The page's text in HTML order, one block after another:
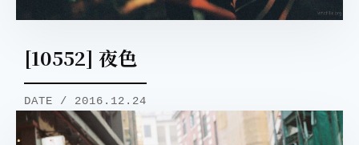
[10552] 夜色
DATE / 2016.12.24